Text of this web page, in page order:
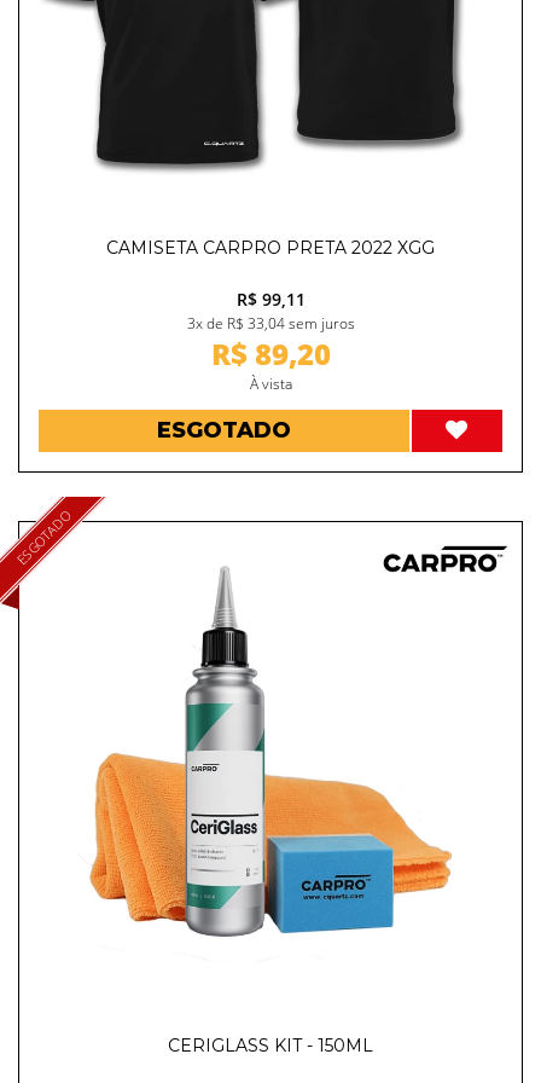
CAMISETA CARPRO PRETA 2022 XGG
R$ 99,11
3x de R$ 33,04 sem juros
R$ 89,20
À vista
ESGOTADO
ESGOTADO
CERIGLASS KIT - 150ML